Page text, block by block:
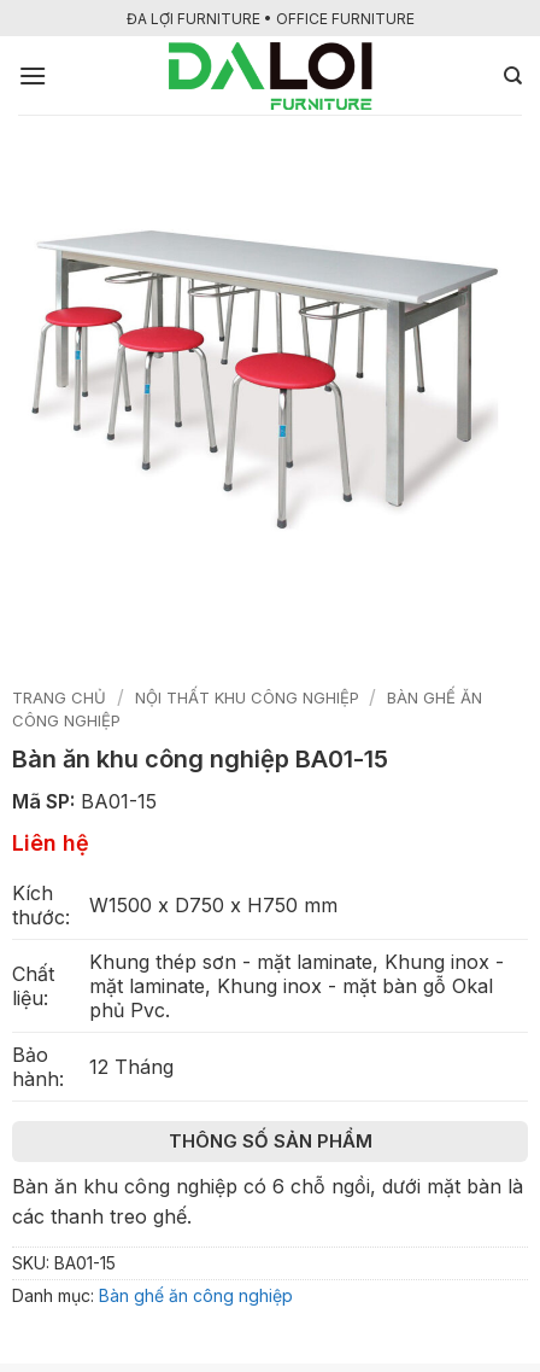
nội
ĐA LỢI FURNITURE • OFFICE FURNITURE
TRANG CHỦ / NỘI THẤT KHU CÔNG NGHIỆP /
BÀN GHẾ ĂN
CÔNG NGHIỆP
Bàn ăn khu công nghiệp BA01-15
Mã SP: BA01-15
Liên hệ
Kích
thước:
W1500 x D750 x H750 mm
Chất
liệu:
Khung thép sơn - mặt laminate, Khung inox -
mặt laminate, Khung inox - mặt bàn gỗ Okal
phủ Pvc.
Bảo
hành:
12 Tháng
THÔNG SỐ SẢN PHẨM
Bàn ăn khu công nghiệp có 6 chỗ ngồi, dưới mặt bàn là
các thanh treo ghế.
SKU: BA01-15
Danh mục: Bàn ghế ăn công nghiệp